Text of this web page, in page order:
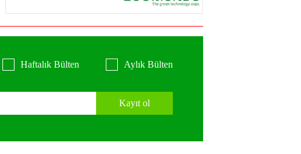
Haftalık Bülten Aylık Bülten
Kayıt ol